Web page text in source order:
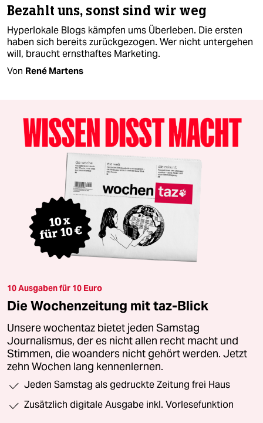
Bezahlt uns, sonst sind wir weg
Hyperlokale Blogs kämpfen ums Überleben. Die ersten
haben sich bereits zurückgezogen. Wer nicht untergehen
will, braucht ernsthaftes Marketing.
Von René Martens
10 Ausgaben für 10 Euro
Die Wochenzeitung mit taz-Blick
Unsere wochentaz bietet jeden Samstag
Journalismus, der es nicht allen recht macht und
Stimmen, die woanders nicht gehört werden. Jetzt
zehn Wochen lang kennenlernen.
Jeden Samstag als gedruckte Zeitung frei Haus
Zusätzlich digitale Ausgabe inkl. Vorlesefunktion